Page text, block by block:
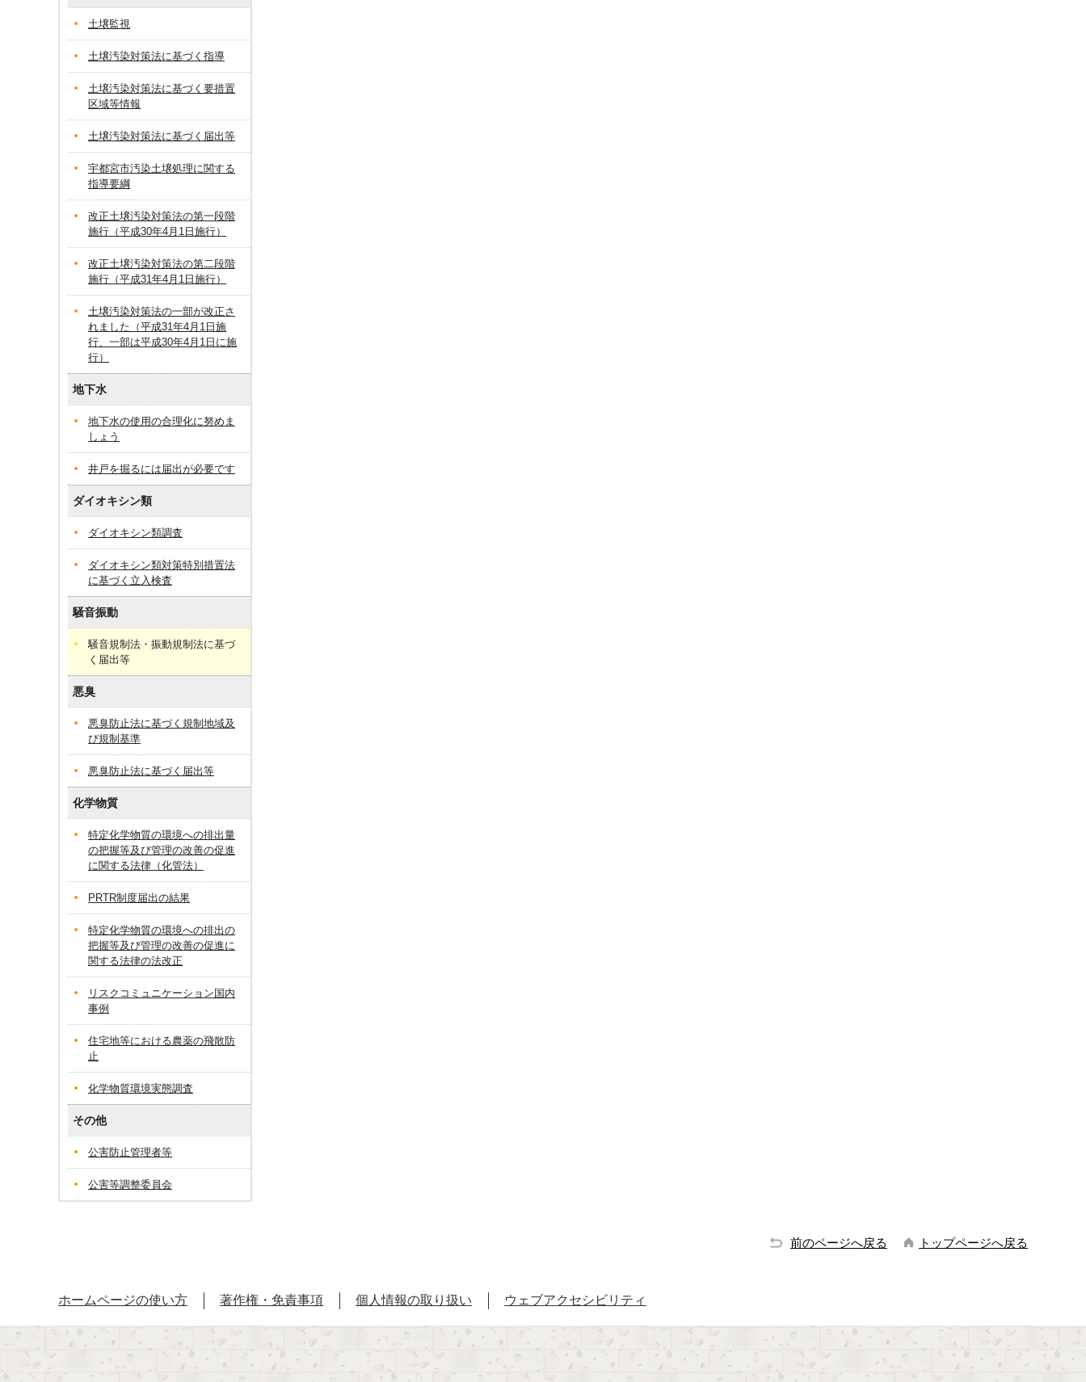
土壌監視
土壌汚染対策法に基づく指導
土壌汚染対策法に基づく要措置
区域等情報
土壌汚染対策法に基づく届出等
宇都宮市汚染土壌処理に関する
指導要綱
改正土壌汚染対策法の第一段階
施行（平成30年4月1日施行）
改正土壌汚染対策法の第二段階
施行（平成31年4月1日施行）
土壌汚染対策法の一部が改正さ
れました（平成31年4月1日施
行、一部は平成30年4月1日に施
行）
地下水
地下水の使用の合理化に努めま
しょう
井戸を掘るには届出が必要です
ダイオキシン類
ダイオキシン類調査
ダイオキシン類対策特別措置法
に基づく立入検査
騒音振動
騒音規制法・振動規制法に基づ
く届出等
悪臭
悪臭防止法に基づく規制地域及
び規制基準
悪臭防止法に基づく届出等
化学物質
特定化学物質の環境への排出量
の把握等及び管理の改善の促進
に関する法律（化管法）
PRTR制度届出の結果
特定化学物質の環境への排出の
把握等及び管理の改善の促進に
関する法律の法改正
リスクコミュニケーション国内
事例
住宅地等における農薬の飛散防
止
化学物質環境実態調査
その他
公害防止管理者等
公害等調整委員会
前のページへ戻る トップページへ戻る
ホームページの使い方 著作権・免責事項 個人情報の取り扱い ウェブアクセシビリティ